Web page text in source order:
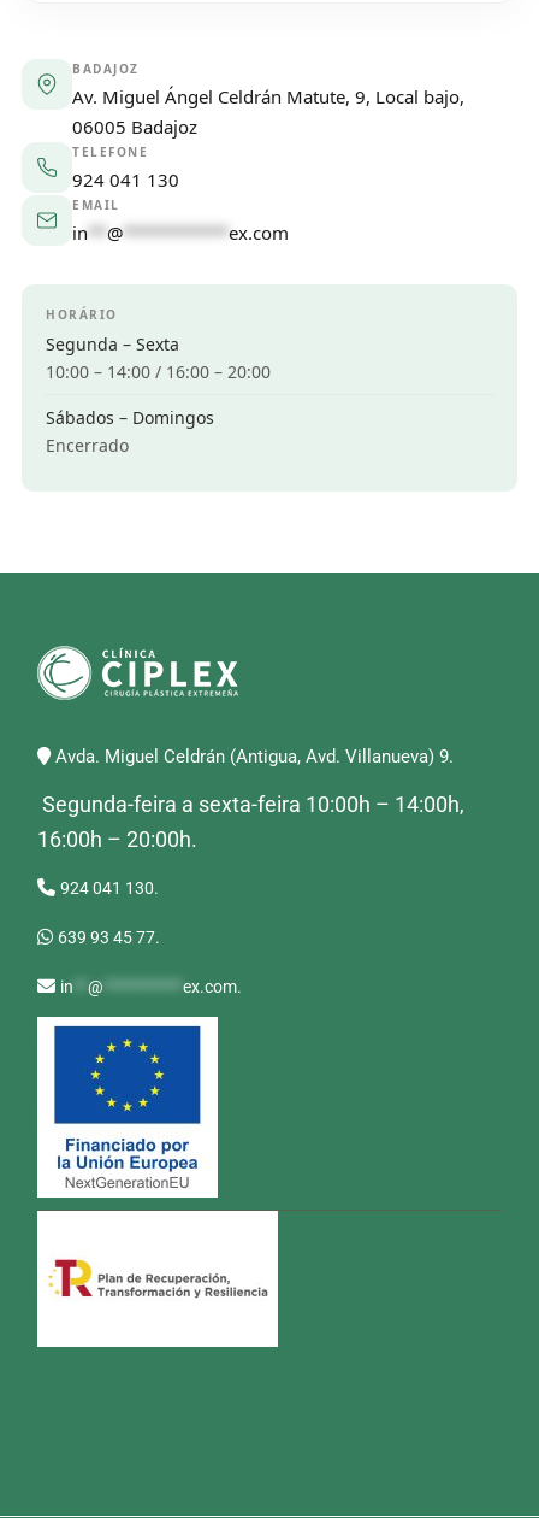
BADAJOZ
Av. Miguel Ángel Celdrán Matute, 9, Local bajo,
06005 Badajoz
TELEFONE
924 041 130
EMAIL
in ** @ *********** ex.com
HORÁRIO
Segunda – Sexta
10:00 – 14:00 / 16:00 – 20:00
Sábados – Domingos
Encerrado
Avda. Miguel Celdrán (Antigua, Avd. Villanueva) 9.
Segunda-feira a sexta-feira 10:00h – 14:00h,
16:00h – 20:00h.
924 041 130.
639 93 45 77.
in **@ ***********ex.com.